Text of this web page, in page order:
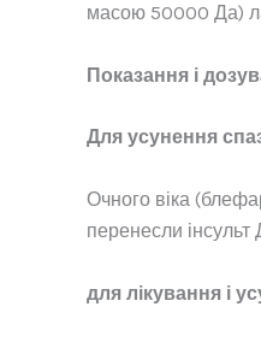
масою 50000 Да)
Показання і
Для усунення
Очного віка
перенесли інсульт
для лікування і